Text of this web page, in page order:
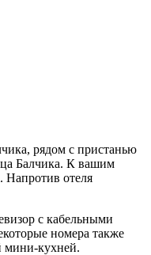
рядом с пристанью
Балчика. К вашим
Напротив отеля
с кабельными
номера также
мини-кухней.